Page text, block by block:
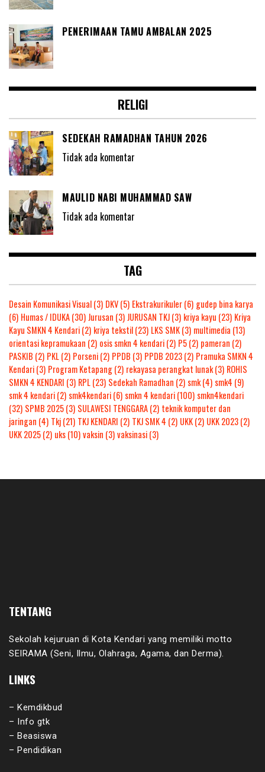
PENERIMAAN TAMU AMBALAN 2025
RELIGI
SEDEKAH RAMADHAN TAHUN 2026
Tidak ada komentar
MAULID NABI MUHAMMAD SAW
Tidak ada komentar
TAG
Desain Komunikasi Visual(3) DKV(5) Ekstrakurikuler(6) gudep bina karya
(6) Humas / IDUKA(30)Jurusan (3)JURUSAN TKJ(3) kriya kayu (23) Kriya
Kayu SMKN 4 Kendari(2) kriya tekstil(23) LKS SMK(3) multimedia (13)
orientasi kepramukaan (2) osis smkn 4 kendari(2) P5(2) pameran (2)
PASKIB (2) PKL(2) Porseni(2) PPDB (3) PPDB 2023(2) Pramuka SMKN 4
Kendari(3) Program Ketapang(2) rekayasa perangkat lunak(3) ROHIS
SMKN 4 KENDARI (3) RPL(23) Sedekah Ramadhan (2) smk(4) smk4 (9)
smk 4 kendari(2) smk4kendari(6) smkn 4 kendari(100) smkn4kendari
(32) SPMB 2025(3) SULAWESI TENGGARA(2) teknik komputer dan
jaringan (4) Tkj(21) TKJ KENDARI (2) TKJ SMK 4 (2) UKK(2) UKK 2023(2)
UKK 2025(2) uks(10)vaksin (3)vaksinasi(3)
TENTANG
Sekolah kejuruan di Kota Kendari yang memiliki motto
SEIRAMA (Seni, Ilmu, Olahraga, Agama, dan Derma).
LINKS
– Kemdikbud
– Info gtk
– Beasiswa
– Pendidikan